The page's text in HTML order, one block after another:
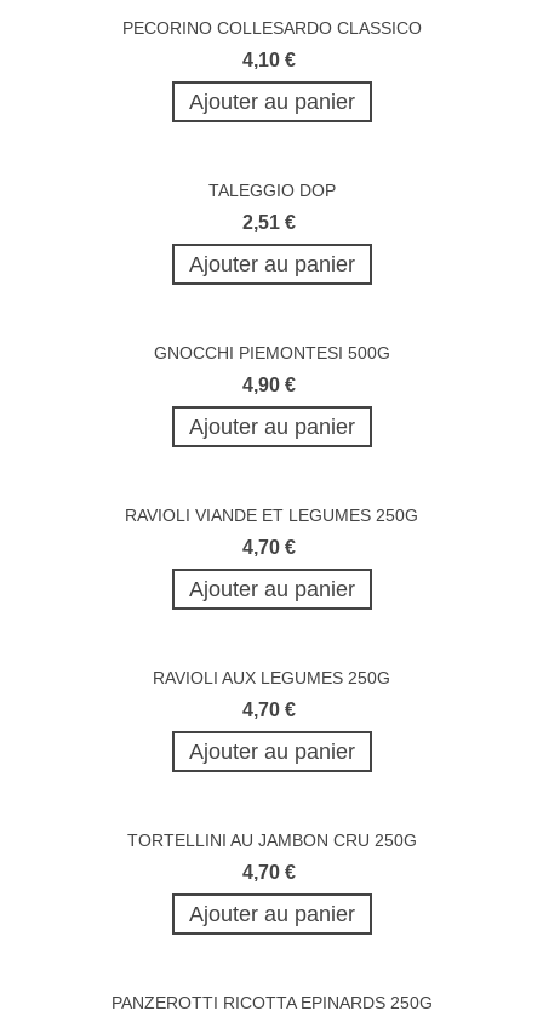
PECORINO COLLESARDO CLASSICO
4,10 €
Ajouter au panier
TALEGGIO DOP
2,51 €
Ajouter au panier
GNOCCHI PIEMONTESI 500G
4,90 €
Ajouter au panier
RAVIOLI VIANDE ET LEGUMES 250G
4,70 €
Ajouter au panier
RAVIOLI AUX LEGUMES 250G
4,70 €
Ajouter au panier
TORTELLINI AU JAMBON CRU 250G
4,70 €
Ajouter au panier
PANZEROTTI RICOTTA EPINARDS 250G